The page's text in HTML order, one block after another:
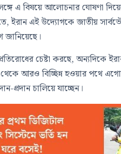
সঙ্গে এ বিষয়ে আলোচনার ঘোষণা
ইরান এই উদ্যোগকে জাতীয়
চেষ্টা করছে, অন্যদিকে
থেকে আরও বিচ্ছিন্ন হওয়ার পথে
প্রদান চালিয়ে যাচ্ছেন।